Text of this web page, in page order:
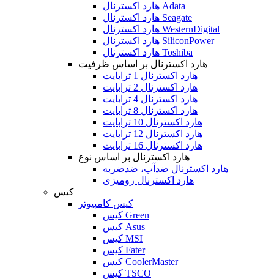
هارد اکسترنال Adata
هارد اکسترنال Seagate
هارد اکسترنال WesternDigital
هارد اکسترنال SiliconPower
هارد اکسترنال Toshiba
هارد اکسترنال بر اساس ظرفیت
هارد اکسترنال 1 ترابایت
هارد اکسترنال 2 ترابایت
هارد اکسترنال 4 ترابایت
هارد اکسترنال 8 ترابایت
هارد اکسترنال 10 ترابایت
هارد اکسترنال 12 ترابایت
هارد اکسترنال 16 ترابایت
هارد اکسترنال بر اساس نوع
هارد اکسترنال ضدآب، ضدضربه
هارد اکسترنال رومیزی
کیس
کیس کامپیوتر
کیس Green
کیس Asus
کیس MSI
کیس Fater
کیس CoolerMaster
کیس TSCO